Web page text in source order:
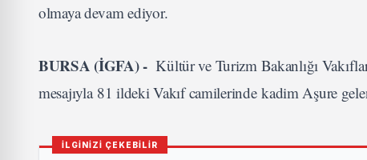
olmaya devam ediyor.
BURSA (İGFA) - Kültür ve Turizm Bakanlığı
mesajıyla 81 ildeki Vakıf camilerinde kadim Aşure
İLGİNİZİ ÇEKEBİLİR